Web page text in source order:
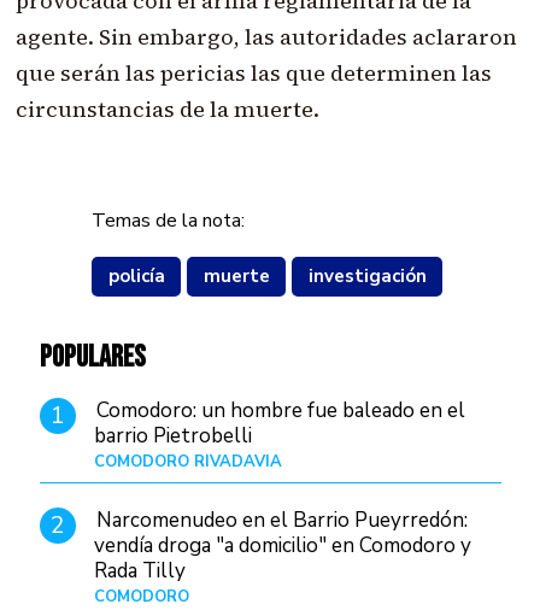
agente. Sin embargo, las autoridades aclararon
que serán las pericias las que determinen las
circunstancias de la muerte.
Temas de la nota:
policía muerte investigación
POPULARES
1
Comodoro: un hombre fue baleado en el
barrio Pietrobelli
COMODORO RIVADAVIA
2
Narcomenudeo en el Barrio Pueyrredón:
vendía droga "a domicilio" en Comodoro y
Rada Tilly
COMODORO